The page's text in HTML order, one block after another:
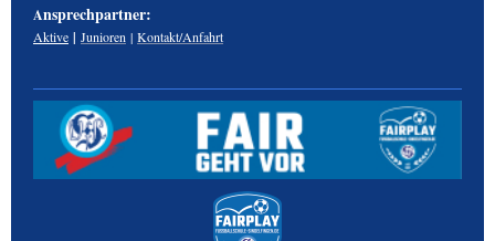
Ansprechpartner:
Aktive | Junioren | Kontakt/Anfahrt